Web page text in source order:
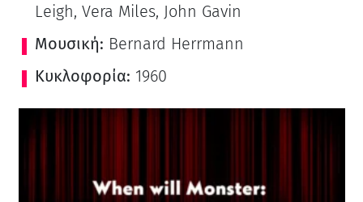
Leigh, Vera Miles, John Gavin
Μουσική: Bernard Herrmann
Κυκλοφορία: 1960